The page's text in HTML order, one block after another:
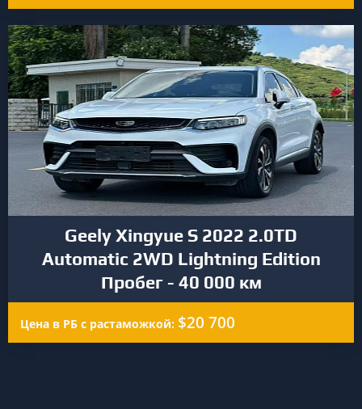
Geely Xingyue S 2022 2.0TD
Automatic 2WD Lightning Edition
Пробег - 40 000 км
Цена в РБ с растаможкой: $20 700